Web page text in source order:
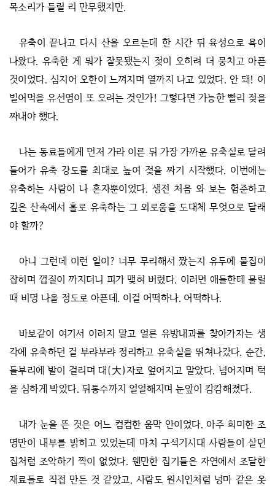
목소리가 들릴 리 만무했지만.
유축이 끝나고 다시 산을 오르는데 한 시간 뒤 육성으로 욕이
나왔다. 유축한 게 뭐가 잘못됐는지 젖이 오히려 더 뭉치고 아픈
것이었다. 심지어 오한이 느껴지며 열까지 나고 있었다. 안 돼! 이
빌어먹을 유선염이 또 오려는 것인가! 그렇다면 가능한 빨리 젖을
짜내야 했다.
나는 동료들에게 먼저 가라 이른 뒤 가장 가까운 유축실로 달려
들어가 유축 강도를 최대로 높여 젖을 짜기 시작했다. 이번에는
유축하는 사람이 나 혼자뿐이었다. 생전 처음 와 보는 험준하고
깊은 산속에서 홀로 유축하는 그 외로움을 도대체 무엇으로 달래
야 할까?
아니 그런데 이런 일이? 너무 무리해서 짰는지 유두에 물집이
잡히며 껍질이 까지더니 피가 맺혀 버렸다. 이러면 애들한테 물릴
때 비명 나올 정도로 아픈데. 이걸 어떡하나. 어떡하나.
바보같이 여기서 이러지 말고 얼른 유방내과를 찾아가자는 생
각에 유축하던 걸 부랴부랴 정리하고 유축실을 뛰쳐나갔다. 순간,
돌부리에 발이 걸리며 대(大)자로 엎어지고 말았다. 넘어지며 턱
을 심하게 박았다. 뒤통수까지 얼얼해지며 눈앞이 캄캄해졌다.
내가 눈을 뜬 것은 어느 컴컴한 움막 안이었다. 아주 희미한 조
명만이 내부를 밝히고 있었는데 마치 구석기시대 사람들이 살던
집처럼 조악하기 짝이 없었다. 웬만한 집기들은 자연에서 조달한
재료들로 직접 만든 것 같았고, 사람도 원시인처럼 넝마 같은 옷